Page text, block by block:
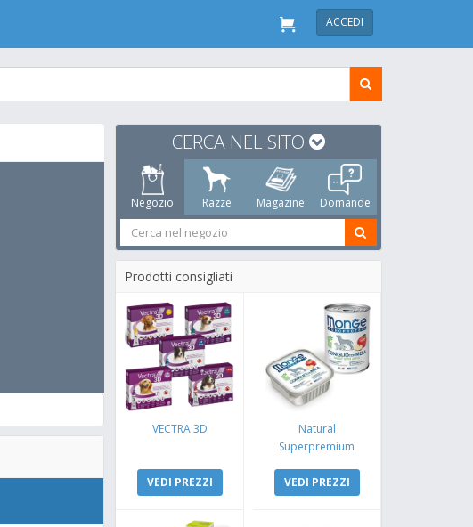
ACCEDI
CERCA NEL SITO
Negozio Razze Magazine Domande
Prodotti consigliati
VECTRA 3D
VEDI PREZZI
Natural
Superpremium
Coniglio e Mela
VEDI PREZZI